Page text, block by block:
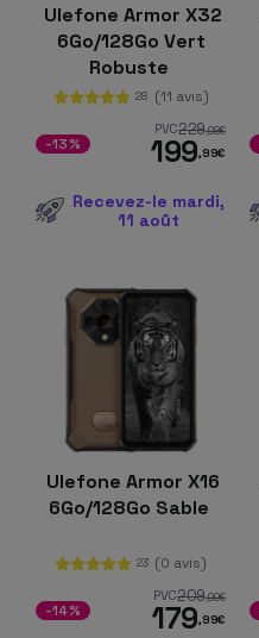
Ulefone Armor X32
6Go/128Go Vert
Robuste
28 (11 avis)
PVC229,98€
199,99€
-13%
Recevez-le mardi,
11 août
Ulefone Armor X16
6Go/128Go Sable
23 (0 avis)
PVC209,99€
179,99€
-14%